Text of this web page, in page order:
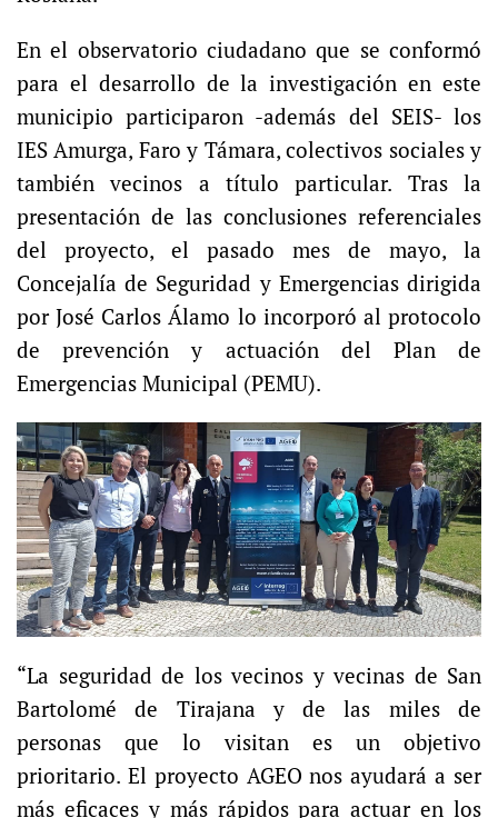
En el observatorio ciudadano que se conformó
para el desarrollo de la investigación en este
municipio participaron -además del SEIS- los
IES Amurga, Faro y Támara, colectivos sociales y
también vecinos a título particular. Tras la
presentación de las conclusiones referenciales
del proyecto, el pasado mes de mayo, la
Concejalía de Seguridad y Emergencias dirigida
por José Carlos Álamo lo incorporó al protocolo
de prevención y actuación del Plan de
Emergencias Municipal (PEMU).
“La seguridad de los vecinos y vecinas de San
Bartolomé de Tirajana y de las miles de
personas que lo visitan es un objetivo
prioritario. El proyecto AGEO nos ayudará a ser
más eficaces y más rápidos para actuar en los